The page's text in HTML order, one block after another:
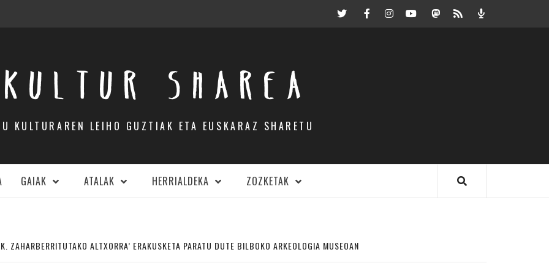
TwitterFacebookInstagramYoutubeMastodon.eus
RSS Podcast
KULTUR SHAREA
KULTURAREN LEIHO GUZTIAK ETA EUSKARAZ SHARETU
GAIAK ATALAK HERRIALDEKA ZOZKETAK
ZAHARBERRITUTAKO ALTXORRA’ ERAKUSKETA PARATU DUTE BILBOKO ARKEOLOGIA MUSEOAN